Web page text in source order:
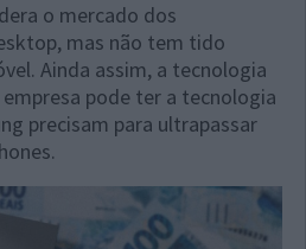
o mercado dos
mas não tem tido
Ainda assim, a tecnologia
pode ter a tecnologia
precisam para ultrapassar